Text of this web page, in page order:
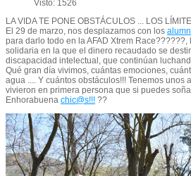
Visto: 1526
LA VIDA TE PONE OBSTÁCULOS ... LOS
El 29 de marzo, nos desplazamos con los
para darlo todo en la AFAD Xtrem
solidaria en la que el dinero recaudado se
discapacidad intelectual, que continúan
Qué gran día vivimos, cuántas emociones,
agua .... Y cuántos obstáculos!!! Tenemos unos
vivieron en primera persona que si puedes
Enhorabuena chic@s!!! ??